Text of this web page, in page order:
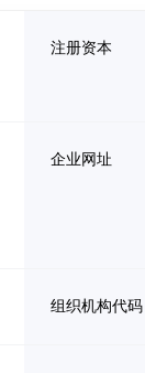
注册资本
企业网址
组织机构代码